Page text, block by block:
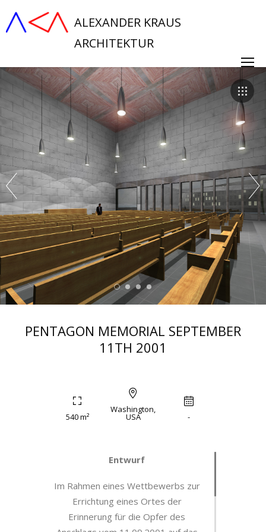
ALEXANDER KRAUS
ARCHITEKTUR
PENTAGON MEMORIAL SEPTEMBER
11TH 2001
540 m²
Washington,
USA -
Entwurf
Im Rahmen eines Wettbewerbs zur
Errichtung eines Ortes der
Erinnerung für die Opfer des